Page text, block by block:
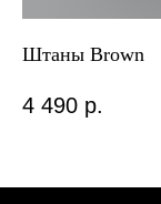
Штаны Brown
4 490 р.